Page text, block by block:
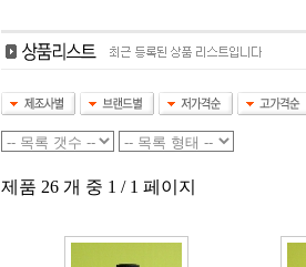
제품 26 개 중 1 / 1 페이지